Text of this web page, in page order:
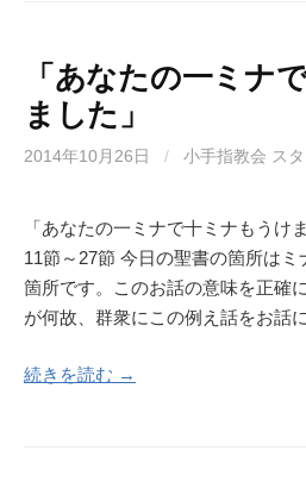
「あなたの一ミナ
ました」
2014年10月26日 / 小手指教会 ス
「あなたの一ミナで十ミナもうけ
11節～27節 今日の聖書の箇所は
箇所です。このお話の意味を正確
が何故、群衆にこの例え話をお話
続きを読む →